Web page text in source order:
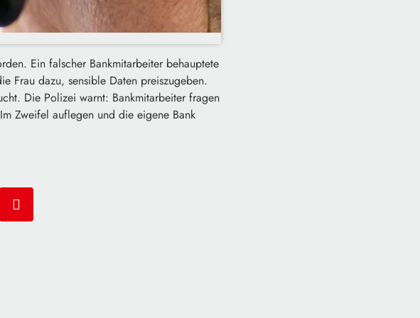
Ein falscher Bankmitarbeiter behauptete
Frau dazu, sensible Daten preiszugeben.
Die Polizei warnt: Bankmitarbeiter fragen
Zweifel auflegen und die eigene Bank